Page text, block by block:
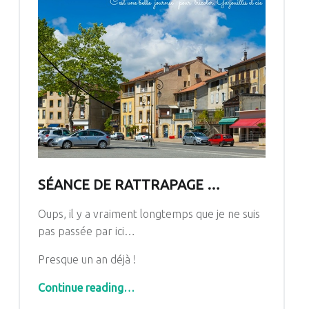
SÉANCE DE RATTRAPAGE …
Oups, il y a vraiment longtemps que je ne suis
pas passée par ici…
Presque un an déjà !
Continue reading…